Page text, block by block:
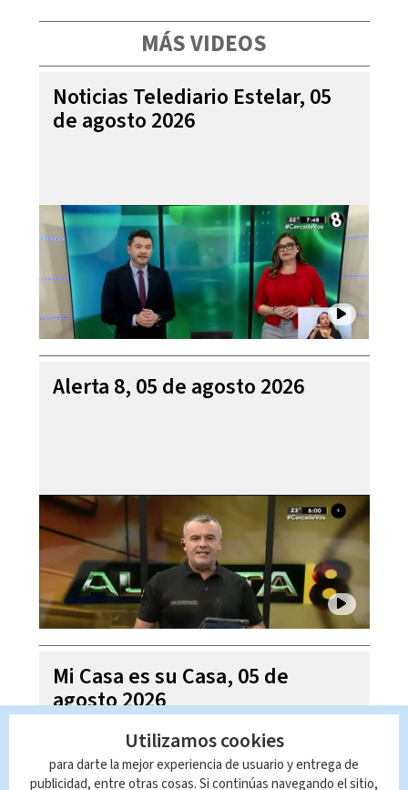
MÁS VIDEOS
Noticias Telediario Estelar, 05
de agosto 2026
Alerta 8, 05 de agosto 2026
Mi Casa es su Casa, 05 de
agosto 2026
Utilizamos cookies
para darte la mejor experiencia de usuario y entrega de
publicidad, entre otras cosas. Si continúas navegando el sitio,